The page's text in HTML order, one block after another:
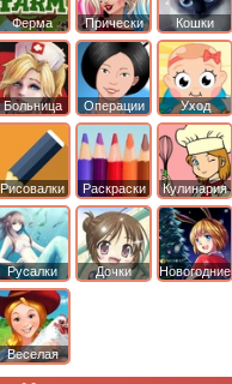
Ферма Прически Кошки
Больница Операции Уход
Рисовалки Раскраски Кулинария
Русалки Дочки Новогодние
Веселая